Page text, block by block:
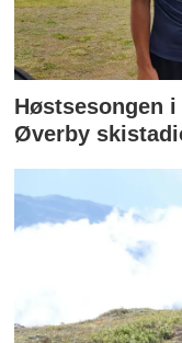
Høstsesongen
Øverby